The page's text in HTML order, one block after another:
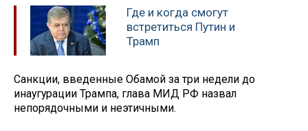
Где и когда смогут
встретиться Путин и
Трамп
Санкции, введенные Обамой за три недели до
инаугурации Трампа, глава МИД РФ назвал
непорядочными и неэтичными.